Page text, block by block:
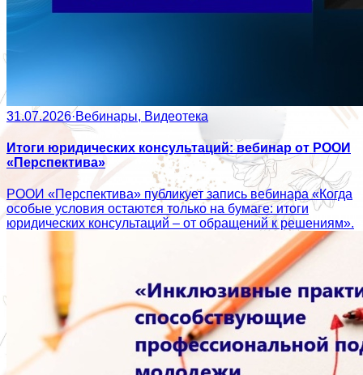
31.07.2026·Вебинары, Видеотека
Итоги юридических консультаций: вебинар от РООИ
«Перспектива»
РООИ «Перспектива» публикует запись вебинара «Когда
особые условия остаются только на бумаге: итоги
юридических консультаций – от обращений к решениям».